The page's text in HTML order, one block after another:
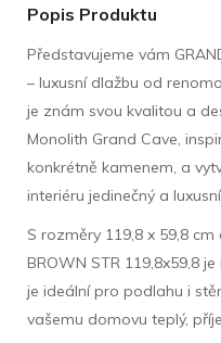
Popis Produktu
Představujeme vám
– luxusní dlažbu od
je znám svou kvalitou a
Monolith Grand Cave,
konkrétně kamenem, a
interiéru jedinečný a
S rozměry 119,8 x 59,8 cm
BROWN STR 119,8x59,8
je ideální pro podlahu i
vašemu domovu teplý,